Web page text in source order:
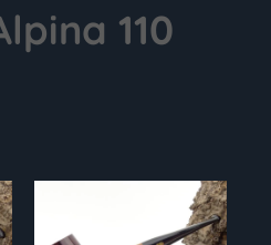
110